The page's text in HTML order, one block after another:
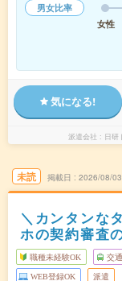
男女比率
女性
気になる!
派遣会社 日研
未読 掲載日 2026/08/03
＼カンタンな
ホの契約審査
職種未経験OK 交
WEB登録OK 派遣